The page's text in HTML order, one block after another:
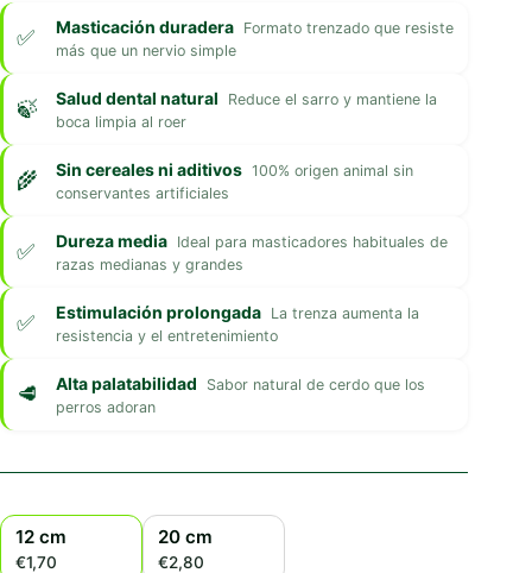
Masticación duradera Formato trenzado que resiste
más que un nervio simple
Salud dental natural
Reduce el sarro y mantiene la
boca limpia al roer
Sin cereales ni aditivos 100% origen animal sin
conservantes artificiales
Dureza media Ideal para masticadores habituales de
razas medianas y grandes
Estimulación prolongada La trenza aumenta la
resistencia y el entretenimiento
Alta palatabilidad
Sabor natural de cerdo que los
perros adoran
12 cm
€1,70
20 cm
€2,80